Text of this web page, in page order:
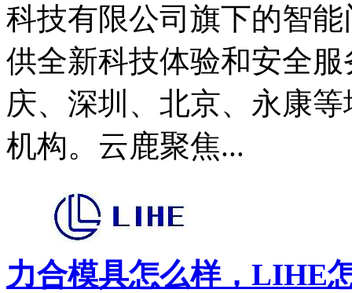
科技有限公司旗下的智
供全新科技体验和安全
庆、深圳、北京、永康
机构。云鹿聚焦...
力合模具怎么样，LIHE